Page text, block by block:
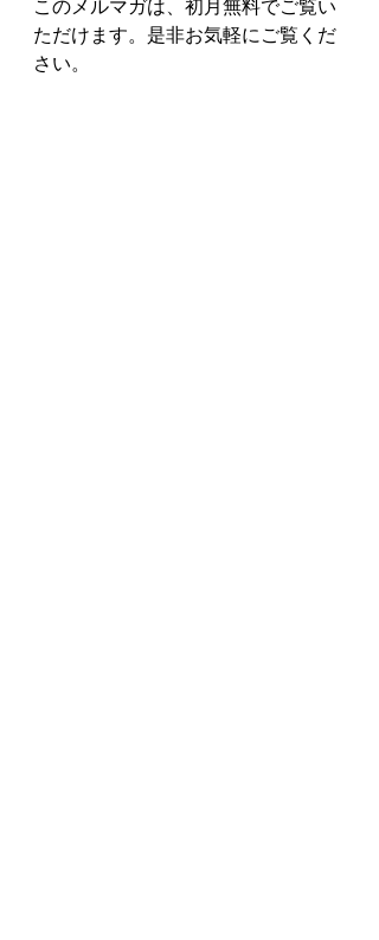
このメルマガは、初月無料でご覧い
ただけます。是非お気軽にご覧くだ
さい。